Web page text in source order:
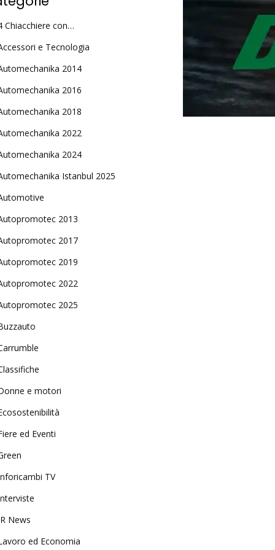
Chiacchiere con…
e Tecnologia
2014
2016
2018
2022
2024
Istanbul 2025
2013
2017
2019
2022
2025
e motori
ed Eventi
TV
News
ed Economia